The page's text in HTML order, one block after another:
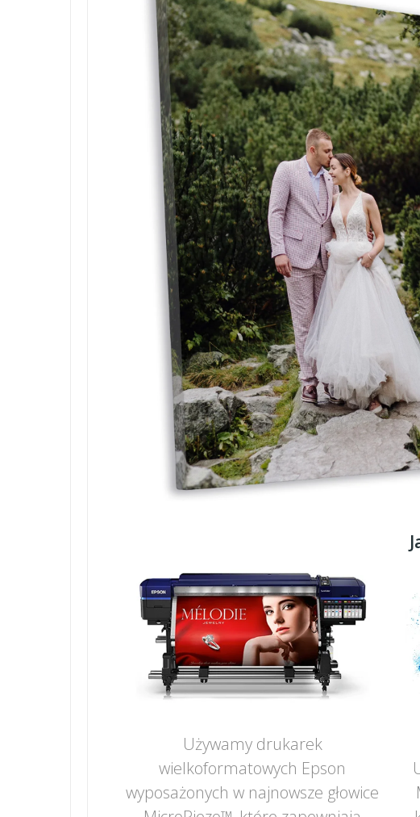
Używamy drukarek
wielkoformatowych Epson
wyposażonych w najnowsze głowice